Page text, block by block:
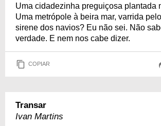
Uma cidadezinha preguiçosa plantada
Uma metrópole à beira mar, varrida
sirene dos navios? Eu não sei. Não
verdade. E nem nos cabe dizer.
COPIAR
Transar
Ivan Martins